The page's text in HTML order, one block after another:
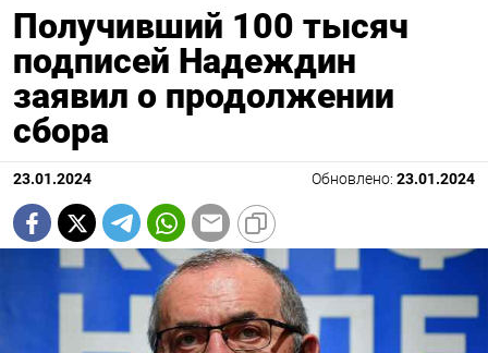
Получивший 100 тысяч
подписей Надеждин
заявил о продолжении
сбора
23.01.2024 Обновлено: 23.01.2024